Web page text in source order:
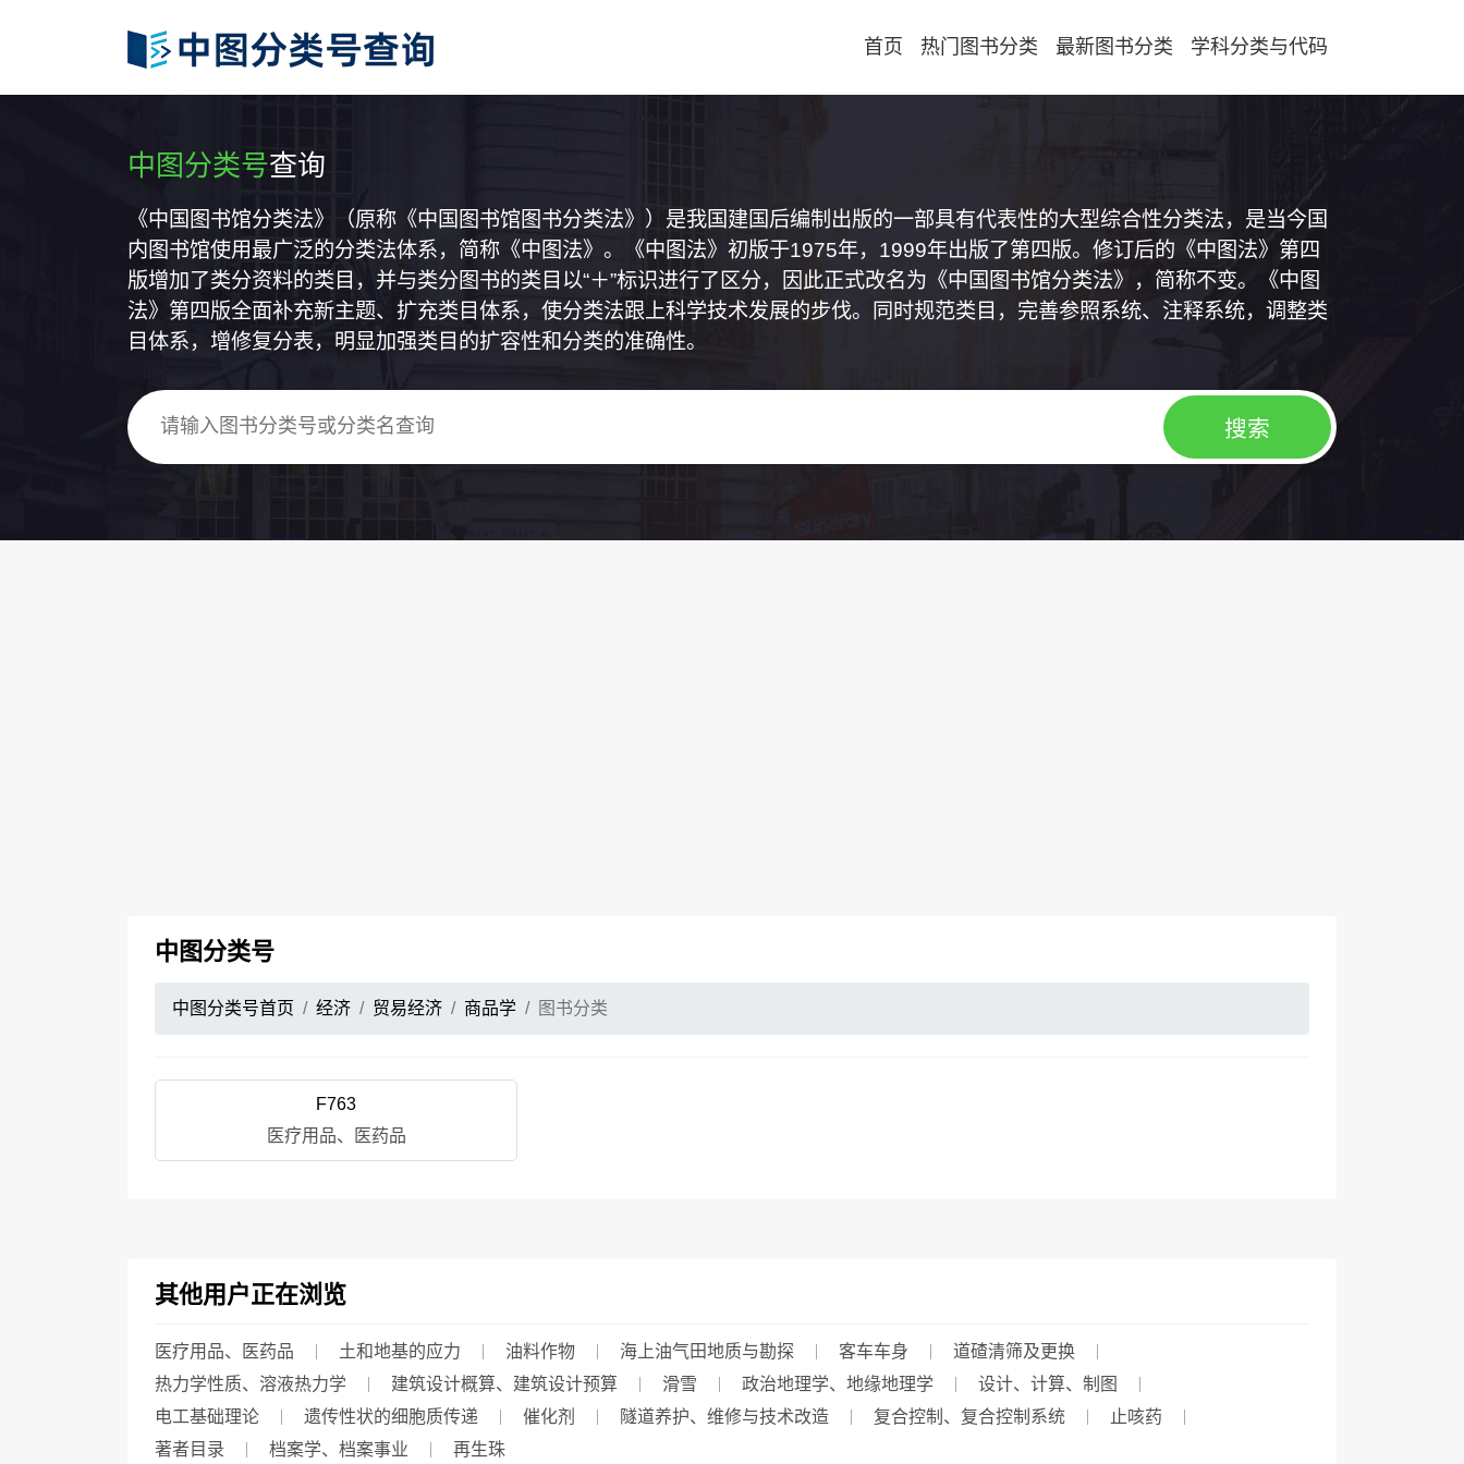
首页 热门图书分类 最新图书分类 学科分类与代码
中图分类号查询
《中国图书馆分类法》（原称《中国图书馆图书分类法》）是我国建国后编制出版的一部具有代表性的大型综合性分类法，是当今国
内图书馆使用最广泛的分类法体系，简称《中图法》。《中图法》初版于1975年，1999年出版了第四版。修订后的《中图法》第四
版增加了类分资料的类目，并与类分图书的类目以“＋”标识进行了区分，因此正式改名为《中国图书馆分类法》，简称不变。《中图
法》第四版全面补充新主题、扩充类目体系，使分类法跟上科学技术发展的步伐。同时规范类目，完善参照系统、注释系统，调整类
目体系，增修复分表，明显加强类目的扩容性和分类的准确性。
中图分类号
中图分类号首页 经济 贸易经济 商品学 图书分类
F763
医疗用品、医药品
其他用户正在浏览
医疗用品、医药品 土和地基的应力 油料作物 海上油气田地质与勘探 客车车身
道碴清筛及更换
热力学性质、溶液热力学
建筑设计概算、建筑设计预算 滑雪 政治地理学、地缘地理学
设计、计算、制图
电工基础理论
遗传性状的细胞质传递 催化剂 隧道养护、维修与技术改造 复合控制、复合控制系统
止咳药
著者目录
档案学、档案事业 再生珠